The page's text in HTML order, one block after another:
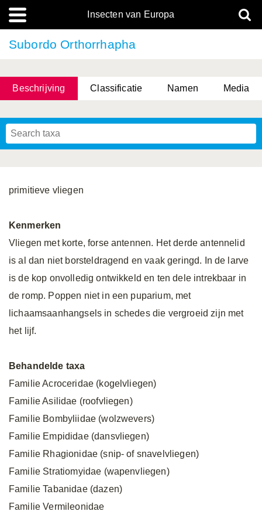
Insecten van Europa
Subordo Orthorrhapha
Beschrijving Classificatie Namen Media
primitieve vliegen
Kenmerken
Vliegen met korte, forse antennen. Het derde antennelid
is al dan niet borsteldragend en vaak geringd. In de larve
is de kop onvolledig ontwikkeld en ten dele intrekbaar in
de romp. Poppen niet in een puparium, met
lichaamsaanhangsels in schedes die vergroeid zijn met
het lijf.
Behandelde taxa
Familie Acroceridae (kogelvliegen)
Familie Asilidae (roofvliegen)
Familie Bombyliidae (wolzwevers)
Familie Empididae (dansvliegen)
Familie Rhagionidae (snip- of snavelvliegen)
Familie Stratiomyidae (wapenvliegen)
Familie Tabanidae (dazen)
Familie Vermileonidae